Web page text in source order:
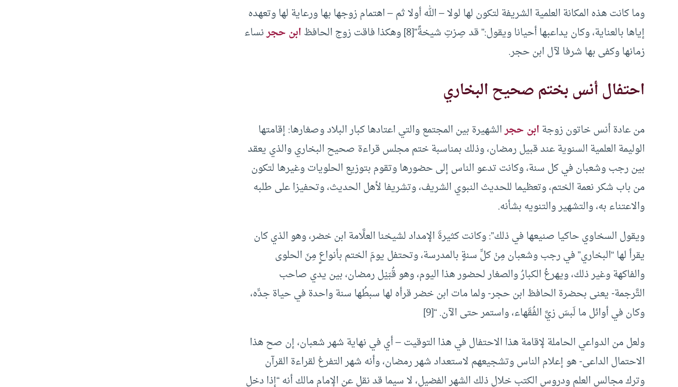
وما كانت هذه المكانة العلمية الشريفة لتكون لها لولا – الله أولا ثم – اهتمام زوجها بها ورعاية لها وتعهده
إياها بالعناية، وكان يداعبها أحيانا ويقول:” قد صِرْتِ شيخةً”[8] وهكذا فاقت زوج الحافظ
ابن حجرنساء
زمانها وكفى بها شرفا لآل ابن حجر.
احتفال أنس بختم صحيح البخاري
من عادة أنس خاتون زوجةابن حجرالشهيرة بين المجتمع والتي اعتادها كبار البلاد وصغارها: إقامتها
الوليمة العلمية السنوية عند قبيل رمضان، وذلك بمناسبة ختم مجلس قراءة صحيح البخاري والذي يعقد
بين رجب وشعبان في كل سنة، وكانت تدعو الناس إلى حضورها وتقوم بتوزيع الحلويات وغيرها لتكون
من باب شكر نعمة الختم، وتعظيما للحديث النبوي الشريف، وتشريفا لأهل الحديث، وتحفيزا على طلبه
والاعتناء به، والتشهير والتنويه بشأنه.
ويقول السخاوي حاكيا صنيعها في ذلك”: وكانت كثيرةَ الإمداد لشيخنا العلَّامة ابن خضر، وهو الذي كان
يقرأ لها “البخاري” في رجب وشعبان مِنْ كلِّ سنةٍ بالمدرسة، وتحتفل يومَ الختم بأنواعٍ مِنَ الحلوى
والفاكهة وغير ذلك، ويهرعُ الكبارُ والصغار لحضور هذا اليوم، وهو قُبَيْل رمضان، بين يدي صاحب
التَّرجمة- يعنى بحضرة الحافظ ابن حجر- ولما مات ابن خضر قرأه لها سبطُها سنة واحدة في حياة جدِّه،
وكان في أوائل ما لَبسَ زيَّ الفُقَهاء، واستمر حتى الآن. “[9]
ولعل من الدواعي الحاملة لإقامة هذا الاحتفال في هذا التوقيت – أي في نهاية شهر شعبان، إن صح هذا
الاحتمال الداعى- هو إعلام الناس وتشجيعهم لاستعداد شهر رمضان، وأنه شهر التفرغ لقراءة القرآن
وترك مجالس العلم ودروس الكتب خلال ذلك الشهر الفضيل، لا سيما قد نقل عن الإمام مالك أنه “إذا دخل